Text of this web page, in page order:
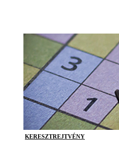
KERESZTREJTVÉNY